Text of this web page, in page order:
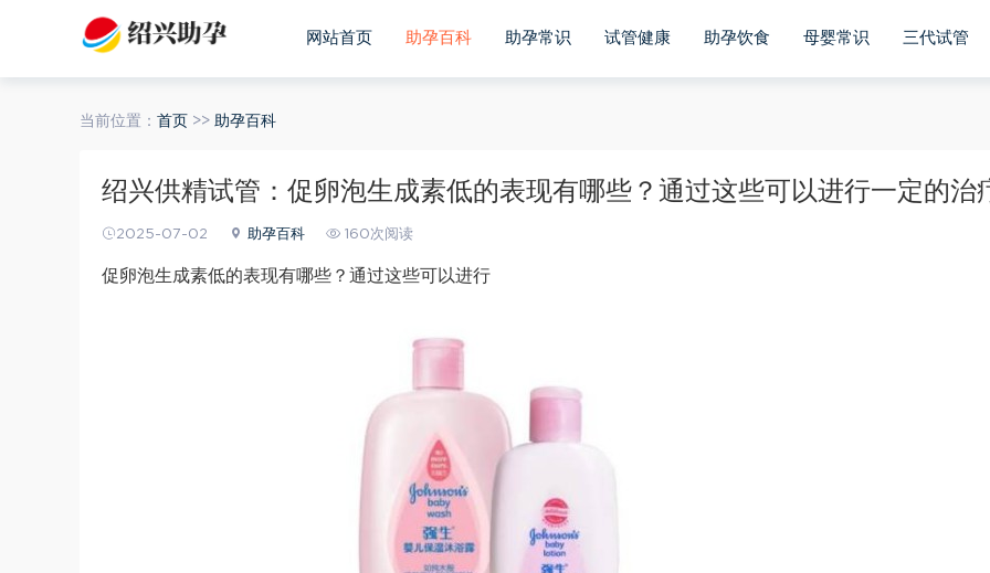
网站首页 助孕百科 助孕常识 试管健康 助孕饮食 母婴常识 三代试管
当前位置： 首页 >> 助孕百科
绍兴供精试管：促卵泡生成素低的表现有哪些？通过这些可以进行一定的治
2025-07-02 助孕百科 160次阅读
促卵泡生成素低的表现有哪些？通过这些可以进行